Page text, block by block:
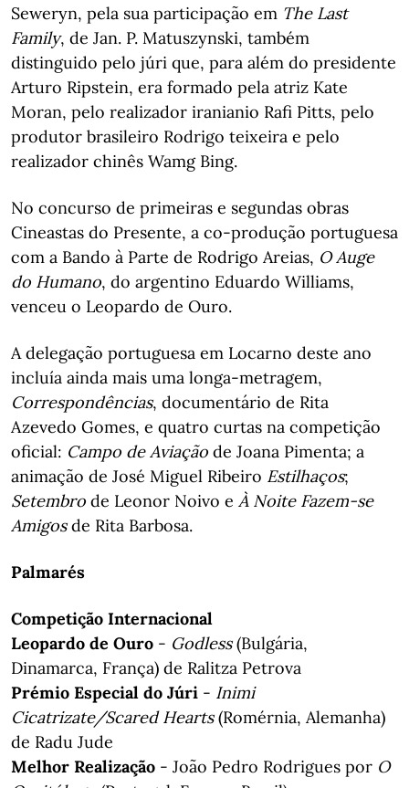
Seweryn, pela sua participação em The Last
Family, de Jan. P. Matuszynski, também
distinguido pelo júri que, para além do presidente
Arturo Ripstein, era formado pela atriz Kate
Moran, pelo realizador iranianio Rafi Pitts, pelo
produtor brasileiro Rodrigo teixeira e pelo
realizador chinês Wamg Bing.
No concurso de primeiras e segundas obras
Cineastas do Presente, a co-produção portuguesa
com a Bando à Parte de Rodrigo Areias, O Auge
do Humano, do argentino Eduardo Williams,
venceu o Leopardo de Ouro.
A delegação portuguesa em Locarno deste ano
incluía ainda mais uma longa-metragem,
Correspondências, documentário de Rita
Azevedo Gomes, e quatro curtas na competição
oficial: Campo de Aviação de Joana Pimenta; a
animação de José Miguel Ribeiro Estilhaços;
Setembro de Leonor Noivo e À Noite Fazem-se
Amigosde Rita Barbosa.
Palmarés
Competição Internacional
Leopardo de Ouro - Godless(Bulgária,
Dinamarca, França) de Ralitza Petrova
Prémio Especial do Júri - Inimi
Cicatrizate/Scared Hearts(Romérnia, Alemanha)
de Radu Jude
Melhor Realização - João Pedro Rodrigues por O